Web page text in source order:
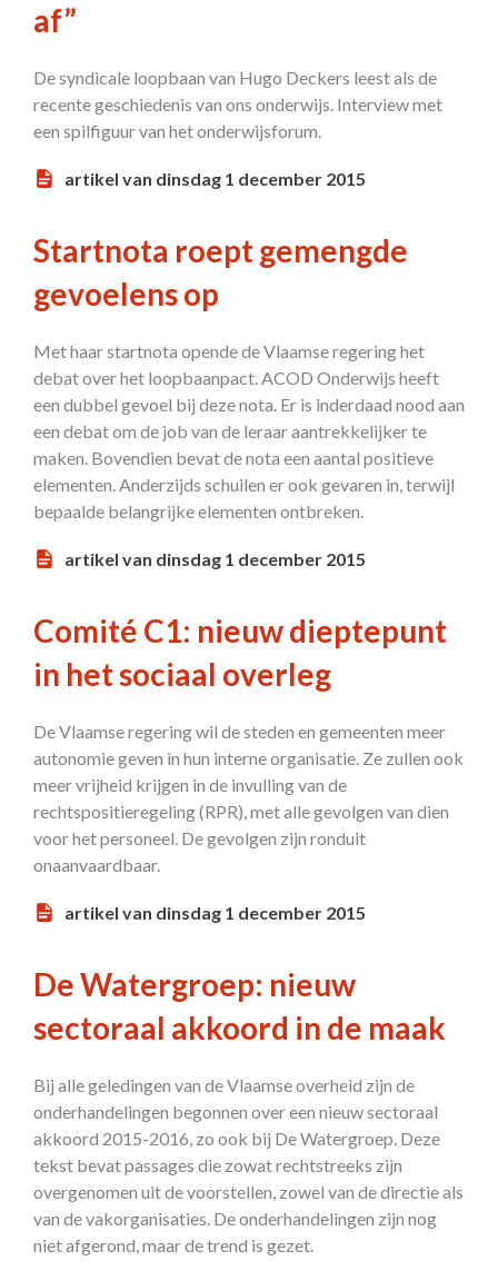
af”
De syndicale loopbaan van Hugo Deckers leest als de
recente geschiedenis van ons onderwijs. Interview met
een spilfiguur van het onderwijsforum.
artikel van dinsdag 1 december 2015
Startnota roept gemengde
gevoelens op
Met haar startnota opende de Vlaamse regering het
debat over het loopbaanpact. ACOD Onderwijs heeft
een dubbel gevoel bij deze nota. Er is inderdaad nood aan
een debat om de job van de leraar aantrekkelijker te
maken. Bovendien bevat de nota een aantal positieve
elementen. Anderzijds schuilen er ook gevaren in, terwijl
bepaalde belangrijke elementen ontbreken.
artikel van dinsdag 1 december 2015
Comité C1: nieuw dieptepunt
in het sociaal overleg
De Vlaamse regering wil de steden en gemeenten meer
autonomie geven in hun interne organisatie. Ze zullen ook
meer vrijheid krijgen in de invulling van de
rechtspositieregeling (RPR), met alle gevolgen van dien
voor het personeel. De gevolgen zijn ronduit
onaanvaardbaar.
artikel van dinsdag 1 december 2015
De Watergroep: nieuw
sectoraal akkoord in de maak
Bij alle geledingen van de Vlaamse overheid zijn de
onderhandelingen begonnen over een nieuw sectoraal
akkoord 2015-2016, zo ook bij De Watergroep. Deze
tekst bevat passages die zowat rechtstreeks zijn
overgenomen uit de voorstellen, zowel van de directie als
van de vakorganisaties. De onderhandelingen zijn nog
niet afgerond, maar de trend is gezet.